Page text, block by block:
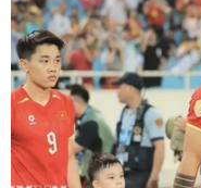
U19 Việt Nam thăng
Đội tuyển U19
mộ mãn nhãn khi
để giành vé vào
Á.